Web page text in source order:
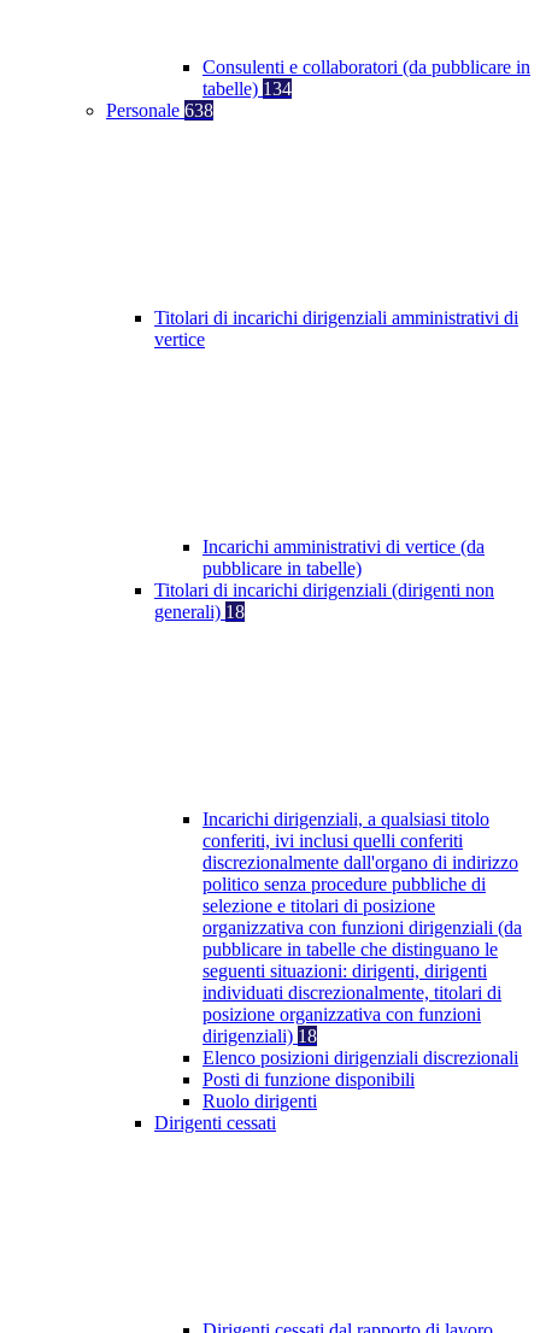
Consulenti e collaboratori (da pubblicare in
tabelle) 134
Personale 638
Titolari di incarichi dirigenziali amministrativi di
vertice
Incarichi amministrativi di vertice (da
pubblicare in tabelle)
Titolari di incarichi dirigenziali (dirigenti non
generali) 18
Incarichi dirigenziali, a qualsiasi titolo
conferiti, ivi inclusi quelli conferiti
discrezionalmente dall'organo di indirizzo
politico senza procedure pubbliche di
selezione e titolari di posizione
organizzativa con funzioni dirigenziali (da
pubblicare in tabelle che distinguano le
seguenti situazioni: dirigenti, dirigenti
individuati discrezionalmente, titolari di
posizione organizzativa con funzioni
dirigenziali) 18
Elenco posizioni dirigenziali discrezionali
Posti di funzione disponibili
Ruolo dirigenti
Dirigenti cessati